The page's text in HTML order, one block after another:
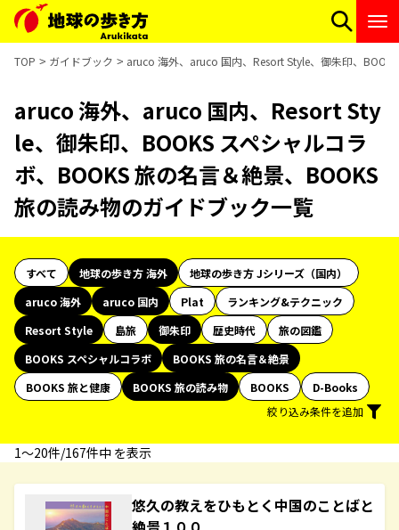
TOP ガイドブック aruco 海外、aruco 国内、Resort Style、御朱印、
aruco 海外、aruco 国内、Resort Sty
le、御朱印、BOOKS スペシャルコラ
ボ、BOOKS 旅の名言＆絶景、BOOKS
旅の読み物のガイドブック一覧
すべて 地球の歩き方 海外
地球の歩き方 Jシリーズ（国内）
aruco 海外
aruco 国内 Plat
ランキング&テクニック
Resort Style
島旅 御朱印 歴史時代
旅の図鑑
BOOKS スペシャルコラボ
BOOKS 旅の名言＆絶景
BOOKS 旅と健康
BOOKS 旅の読み物 BOOKS
D-Books
絞り込み条件を追加
1〜20件/167件中 を表示
悠久の教えをひもとく中国のことばと